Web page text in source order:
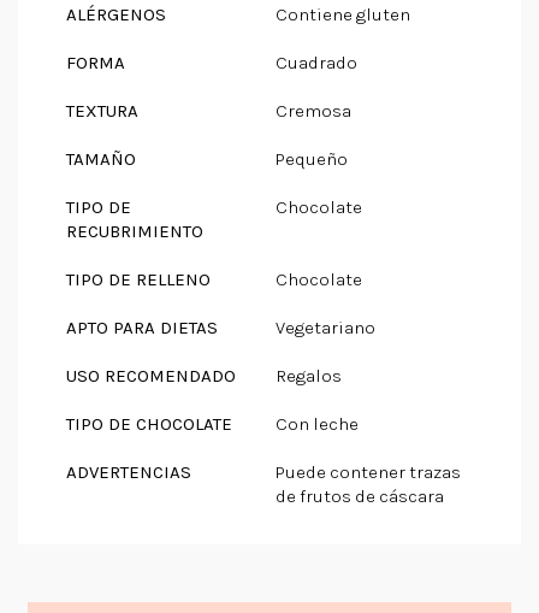
ALÉRGENOS Contiene gluten
FORMA Cuadrado
TEXTURA Cremosa
TAMAÑO Pequeño
TIPO DE
RECUBRIMIENTO
Chocolate
TIPO DE RELLENO Chocolate
APTO PARA DIETAS Vegetariano
USO RECOMENDADO Regalos
TIPO DE CHOCOLATE Con leche
ADVERTENCIAS
Puede contener trazas
de frutos de cáscara